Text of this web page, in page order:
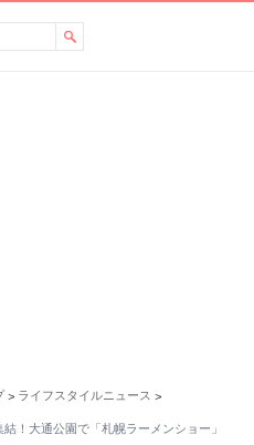
> ライフスタイルニュース >
！大通公園で「札幌ラーメンショー」